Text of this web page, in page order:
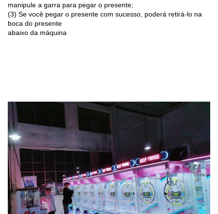
manipule a garra para pegar o presente;
(3) Se você pegar o presente com sucesso, poderá retirá-lo na
boca do presente
abaixo da máquina